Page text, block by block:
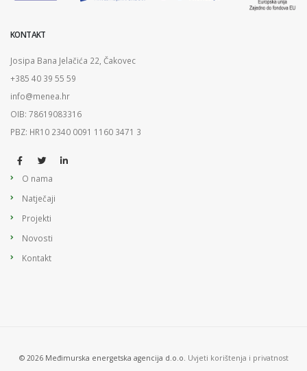
KONTAKT
Josipa Bana Jelačića 22, Čakovec
+385 40 39 55 59
info@menea.hr
OIB: 78619083316
PBZ: HR10 2340 0091 1160 3471 3
O nama
Natječaji
Projekti
Novosti
Kontakt
© 2026 Međimurska energetska agencija d.o.o. Uvjeti korištenja i privatnost